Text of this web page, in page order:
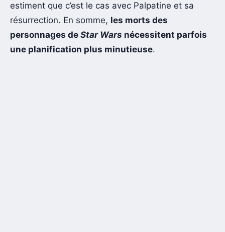
estiment que c’est le cas avec Palpatine et sa
résurrection. En somme, les morts des
personnages de Star Wars nécessitent parfois
une planification plus minutieuse.